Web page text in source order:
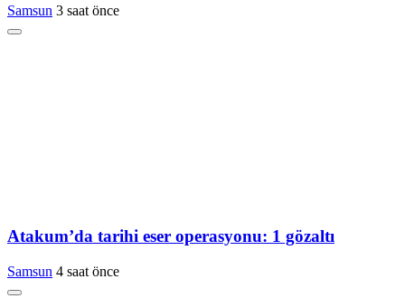
Samsun 3 saat önce
Atakum’da tarihi eser operasyonu: 1 gözaltı
Samsun 4 saat önce